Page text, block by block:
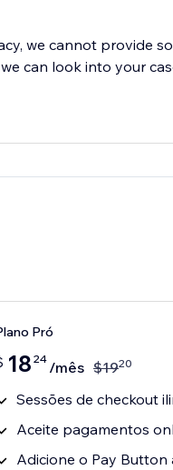
we cannot provide
can look into your
Pró
18 24 /mês $1920
Sessões de checkout
Aceite pagamentos
Adicione o Pay Button